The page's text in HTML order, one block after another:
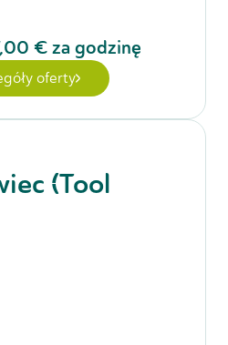
€ za godzinę
oferty
(Tool